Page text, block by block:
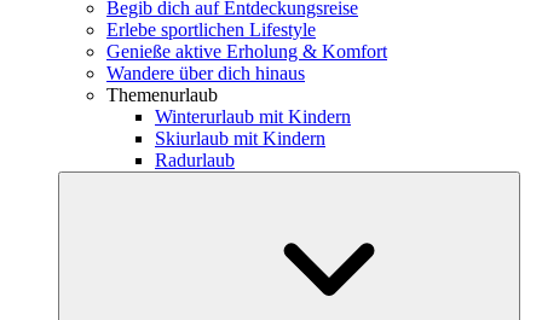
Begib dich auf Entdeckungsreise
Erlebe sportlichen Lifestyle
Genieße aktive Erholung & Komfort
Wandere über dich hinaus
Themenurlaub
Winterurlaub mit Kindern
Skiurlaub mit Kindern
Radurlaub